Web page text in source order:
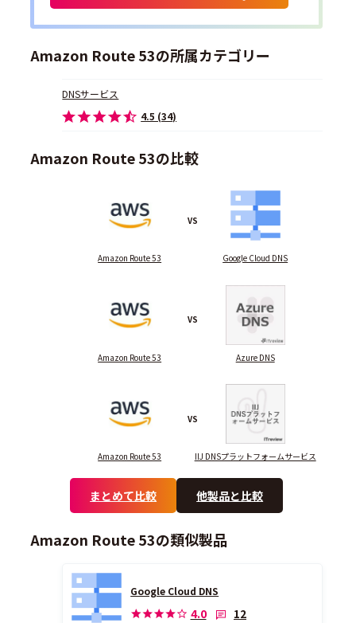
Amazon Route 53の所属カテゴリー
DNSサービス
4.5 (34)
Amazon Route 53の比較
Amazon Route 53
VS
Google Cloud DNS
Amazon Route 53
VS
Azure DNS
Amazon Route 53
VS
IIJ DNSプラットフォームサービス
まとめて比較 他製品と比較
Amazon Route 53の類似製品
Google Cloud DNS
4.0 12